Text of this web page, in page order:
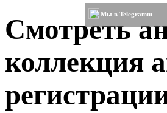
Смотреть
коллекция
Мы в Telegramm